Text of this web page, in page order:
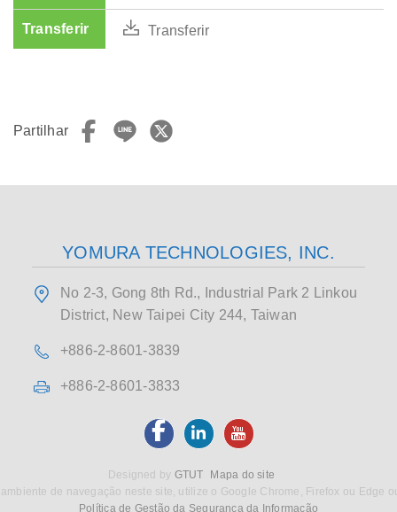
Transferir
Partilhar
YOMURA TECHNOLOGIES, INC.
No 2-3, Gong 8th Rd., Industrial Park 2 Linkou
District, New Taipei City 244, Taiwan
+886-2-8601-3839
+886-2-8601-3833
Designed by GTUT
Mapa do site
de navegação neste site, utilize o Google Chrome, Firefox ou Edge
Política de Gestão da Segurança da Informação